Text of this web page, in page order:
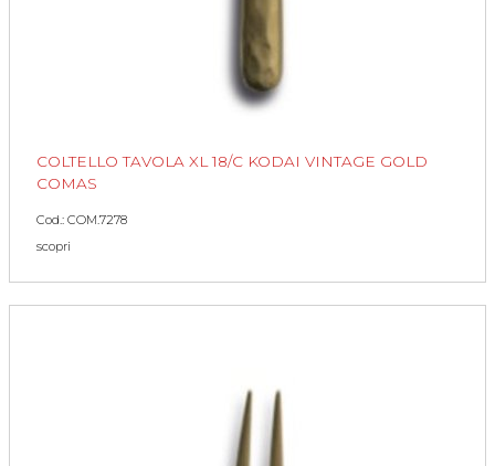
COLTELLO TAVOLA XL 18/C KODAI VINTAGE GOLD
COMAS
Cod.: COM.7278
scopri